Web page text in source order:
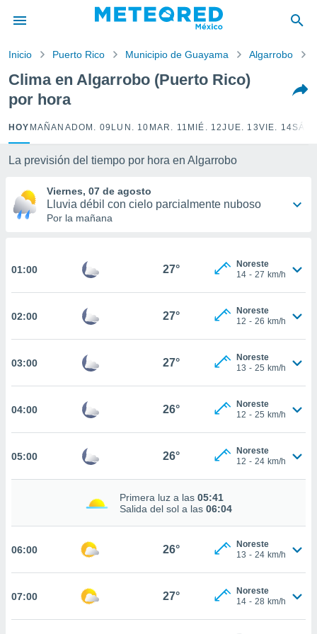
ha sido
para
que se
calidad.
a este
las
y
forma
basada
permite
coste.
botón
la
ya sean
en
perfil
y
ACEPTAR
Inicio Puerto Rico Municipio de Guayama Algarrobo
Clima en Algarrobo (Puerto Rico)
por hora
HOY MAÑANA DOM. 09 LUN. 10 MAR. 11 MIÉ. 12JUE. 13VIE. 14
La previsión del tiempo por hora en Algarrobo
Viernes, 07 de agosto
Lluvia débil con cielo parcialmente nuboso
Por la mañana
01:00 27°
Noreste
14 - 27 km/h
02:00 27°
Noreste
12 - 26 km/h
03:00 27°
Noreste
13 - 25 km/h
04:00 26°
Noreste
12 - 25 km/h
05:00 26°
Noreste
12 - 24 km/h
Primera luz a las 05:41
Salida del sol a las 06:04
06:00 26°
Noreste
13 - 24 km/h
07:00 27°
Noreste
14 - 28 km/h